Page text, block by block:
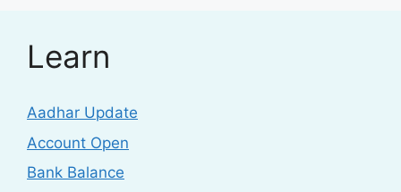
Learn
Aadhar Update
Account Open
Bank Balance